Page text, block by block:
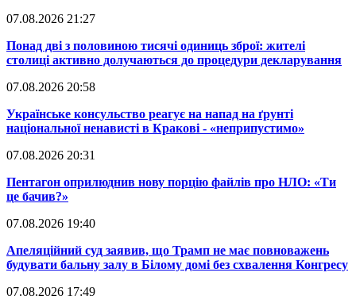
07.08.2026 21:27
​Понад дві з половиною тисячі одиниць зброї: жителі
столиці активно долучаються до процедури декларування
07.08.2026 20:58
​Українське консульство реагує на напад на ґрунті
національної ненависті в Кракові - «неприпустимо»
07.08.2026 20:31
​Пентагон оприлюднив нову порцію файлів про НЛО: «Ти
це бачив?»
07.08.2026 19:40
​Апеляційний суд заявив, що Трамп не має повноважень
будувати бальну залу в Білому домі без схвалення Конгресу
07.08.2026 17:49